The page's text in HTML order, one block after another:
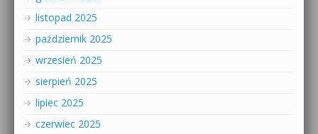
listopad 2025
październik 2025
wrzesień 2025
sierpień 2025
lipiec 2025
czerwiec 2025